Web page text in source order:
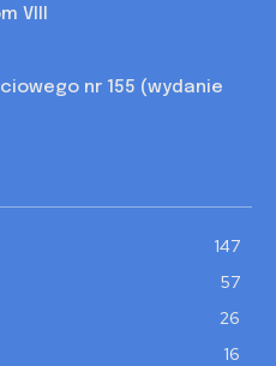
VIII
nr 155 (wydanie
147
57
26
16